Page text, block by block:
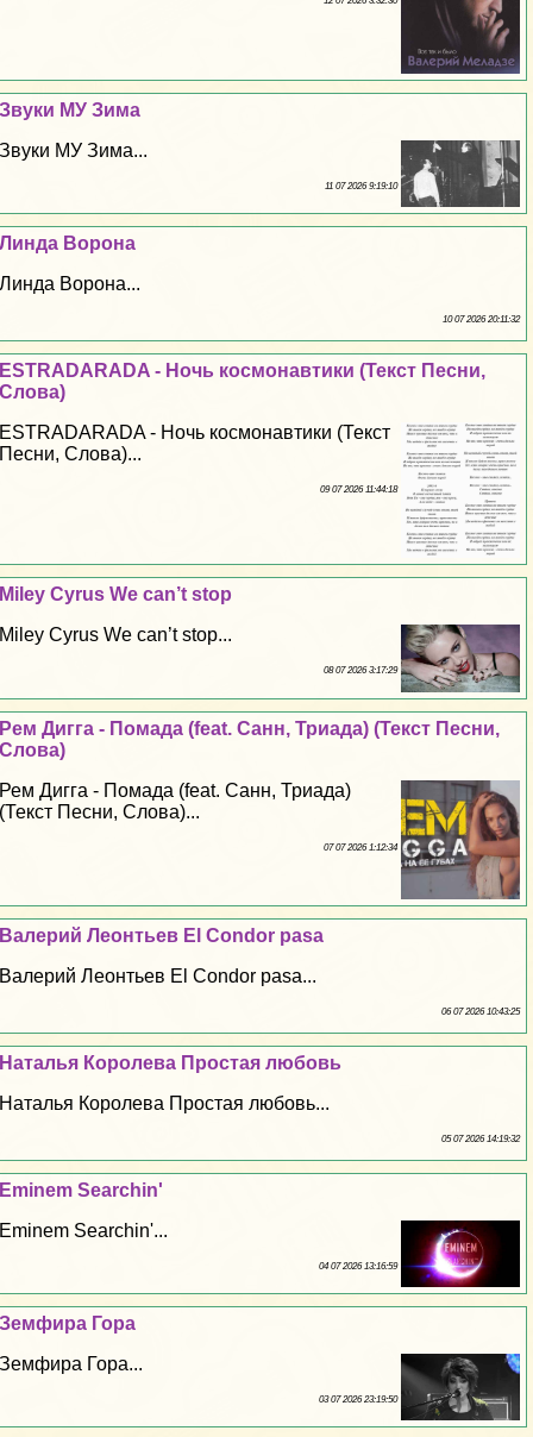
Звуки МУ Зима
Звуки МУ Зима...
11 07 2026 9:19:10
Линда Ворона
Линда Ворона...
10 07 2026 20:11:32
ESTRADARADA - Ночь космонавтики (Текст Песни,
Слова)
ESTRADARADA - Ночь космонавтики (Текст
Песни, Слова)...
09 07 2026 11:44:18
Miley Cyrus We can’t stop
Miley Cyrus We can’t stop...
08 07 2026 3:17:29
Рем Дигга - Помада (feat. Санн, Триада) (Текст Песни,
Слова)
Рем Дигга - Помада (feat. Санн, Триада)
(Текст Песни, Слова)...
07 07 2026 1:12:34
Валерий Леонтьев El Condor pasa
Валерий Леонтьев El Condor pasa...
06 07 2026 10:43:25
Наталья Королева Простая любовь
Наталья Королева Простая любовь...
05 07 2026 14:19:32
Eminem Searchin'
Eminem Searchin'...
04 07 2026 13:16:59
Земфира Гора
Земфира Гора...
03 07 2026 23:19:50